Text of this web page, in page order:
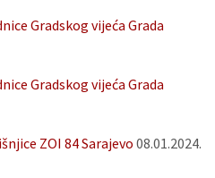
Gradskog vijeća Grada
Gradskog vijeća Grada
ZOI 84 Sarajevo 08.01.2024.